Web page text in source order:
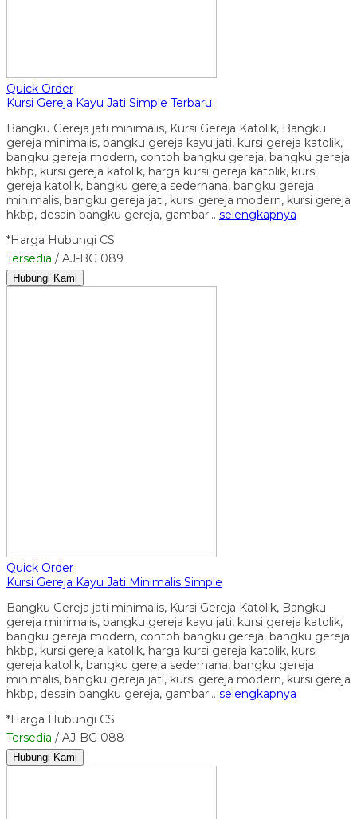
Quick Order
Kursi Gereja Kayu Jati Simple Terbaru
Bangku Gereja jati minimalis, Kursi Gereja Katolik, Bangku
gereja minimalis, bangku gereja kayu jati, kursi gereja katolik,
bangku gereja modern, contoh bangku gereja, bangku gereja
hkbp, kursi gereja katolik, harga kursi gereja katolik, kursi
gereja katolik, bangku gereja sederhana, bangku gereja
minimalis, bangku gereja jati, kursi gereja modern, kursi gereja
hkbp, desain bangku gereja, gambar… selengkapnya
*Harga Hubungi CS
Tersedia / AJ-BG 089
Hubungi Kami
Quick Order
Kursi Gereja Kayu Jati Minimalis Simple
Bangku Gereja jati minimalis, Kursi Gereja Katolik, Bangku
gereja minimalis, bangku gereja kayu jati, kursi gereja katolik,
bangku gereja modern, contoh bangku gereja, bangku gereja
hkbp, kursi gereja katolik, harga kursi gereja katolik, kursi
gereja katolik, bangku gereja sederhana, bangku gereja
minimalis, bangku gereja jati, kursi gereja modern, kursi gereja
hkbp, desain bangku gereja, gambar… selengkapnya
*Harga Hubungi CS
Tersedia / AJ-BG 088
Hubungi Kami